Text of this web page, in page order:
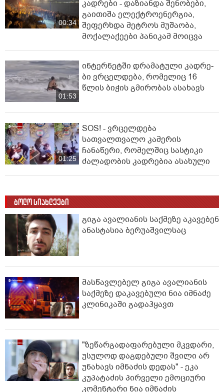
00:34
კადრები - დაზიანდა შენობები,
გაითიშა ელექტროენერგია,
შეფერხდა მეტროს მუშაობა,
მოქალაქეები პანიკამ მოიცვა
01:53
ინ­ტერ­ნეტ­ში დრა­მა­ტუ­ლი კად­რე­
ბი ვრცელდება, რომელიც 16
წლის ბიჭის გმირობას ასახავს
01:25
SOS! - ვრცელდება
სათვალთვალო კამერის
ჩანაწერი, რომელშიც სასტიკი
ძალადობის კადრებია ასახული
ბოლო სიახლეები
გიგა ავალიანის საქმეზე აკავებენ
ანასტასია ბერუაშვილსაც
მასწავლებელ გიგა ავალიანის
საქმეზე დაკავებული ნია იმნაძე
კლინიკაში გადაჰყავთ
"ზეწარგადაფარებული მკვდარი,
უსულოდ დაგდებული შვილი არ
უნახავს იმნაძის დედას" - ეკა
კუპატაძის პირველი ემოციური
კომენტარი ნია იმნაძის